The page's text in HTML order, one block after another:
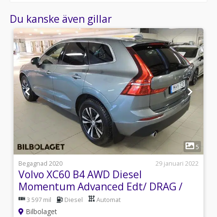
Du kanske även gillar
1
5
Begagnad 2020
29 januari 2022
Volvo XC60 B4 AWD Diesel
Momentum Advanced Edt/ DRAG /
VINTERHJUL/ TEKNIKPK
3 597 mil Diesel Automat
Bilbolaget